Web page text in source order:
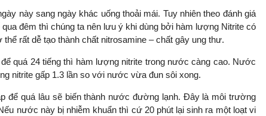
này sang ngày khác uống thoải mái. Tuy nhiên theo đánh giá
đêm thì chúng ta nên lưu ý khi dùng bởi hàm lượng Nitrite có
rất dễ tạo thành chất nitrosamine – chất gây ung thư.
quá 24 tiếng thì hàm lượng nitrite trong nước càng cao. Nước
nitrite gấp 1.3 lần so với nước vừa đun sôi xong.
để quá lâu sẽ biến thành nước đường lạnh. Đây là môi trường
nước này bị nhiễm khuẩn thì cứ 20 phút lại sinh ra một loạt vi